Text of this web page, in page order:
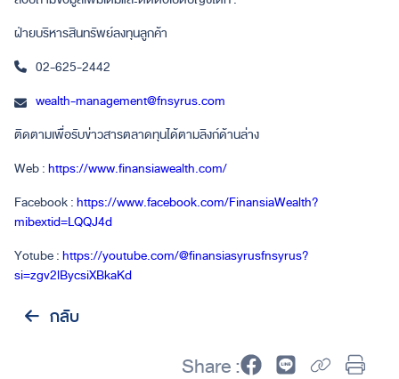
ฝ่ายบริหารสินทรัพย์ลงทุนลูกค้า
02-625-2442
wealth-management@fnsyrus.com
ติดตามเพื่อรับข่าวสารตลาดทุนได้ตามลิงก์ด้านล่าง
Web : https://www.finansiawealth.com/
Facebook : https://www.facebook.com/FinansiaWealth?
mibextid=LQQJ4d
Yotube : https://youtube.com/@finansiasyrusfnsyrus?
si=zgv2lBycsiXBkaKd
กลับ
Share :